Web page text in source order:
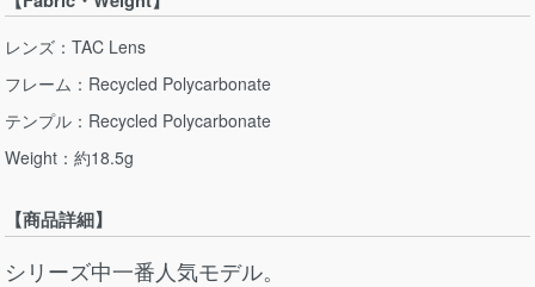
レンズ：TAC Lens
フレーム：Recycled Polycarbonate
テンプル：Recycled Polycarbonate
Weight：約18.5g
【商品詳細】
シリーズ中一番人気モデル。